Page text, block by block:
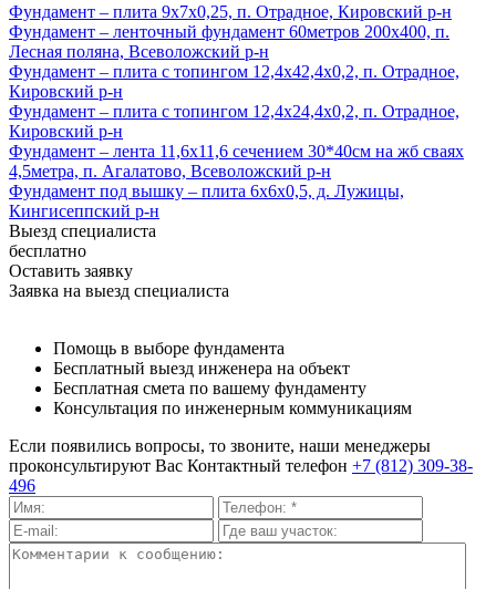
Фундамент – плита 9х7х0,25, п. Отрадное, Кировский р-н
Фундамент – ленточный фундамент 60метров 200х400, п.
Лесная поляна, Всеволожский р-н
Фундамент – плита с топингом 12,4х42,4х0,2, п. Отрадное,
Кировский р-н
Фундамент – плита с топингом 12,4х24,4х0,2, п. Отрадное,
Кировский р-н
Фундамент – лента 11,6х11,6 сечением 30*40см на жб сваях
4,5метра, п. Агалатово, Всеволожский р-н
Фундамент под вышку – плита 6х6х0,5, д. Лужицы,
Кингисеппский р-н
Выезд специалиста
бесплатно
Оставить заявку
Заявка на выезд специалиста
Помощь в выборе фундамента
Бесплатный выезд инженера на объект
Бесплатная смета по вашему фундаменту
Консультация по инженерным коммуникациям
Если появились вопросы, то звоните, наши менеджеры
проконсультируют Вас Контактный телефон +7 (812) 309-38-
496